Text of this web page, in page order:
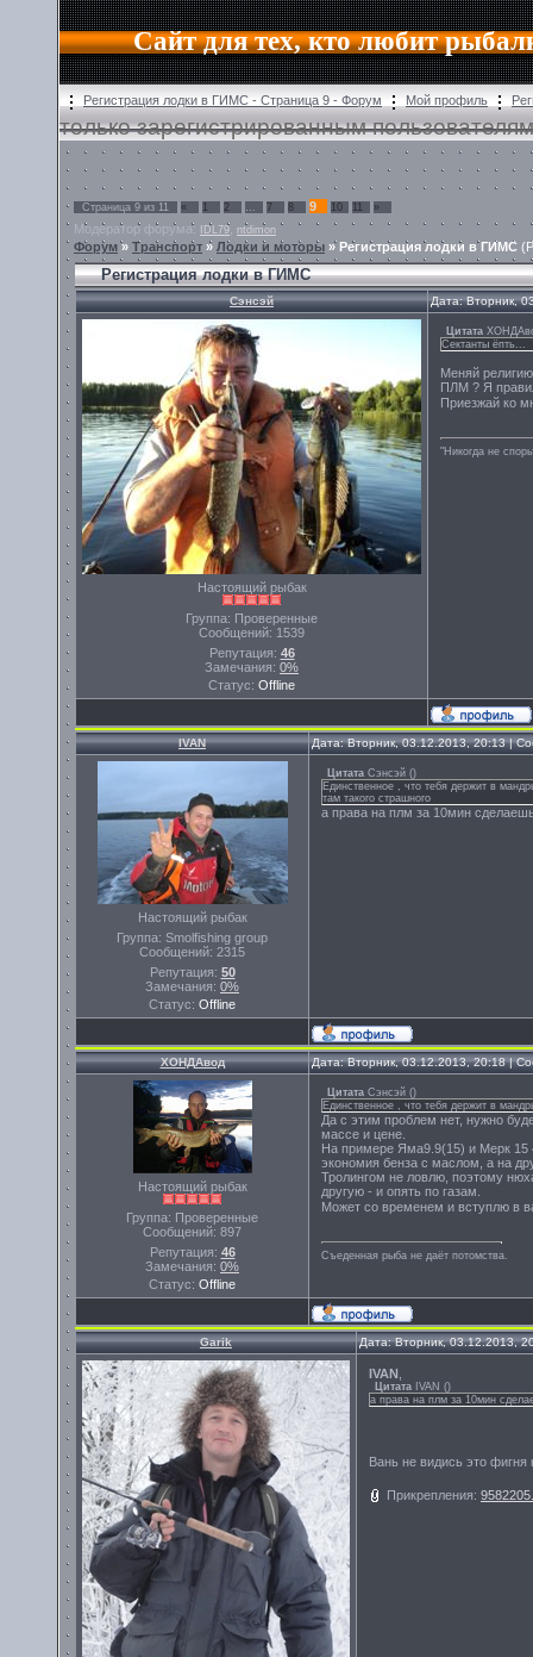
Сайт для тех, кто любит
Регистрация лодки в ГИМС - Страница 9 - Форум Мой профиль
только зарегистрированным
Страница 9 из 11 « 1 2 … 7 8 9 10 11 »
Модератор форума: IDL79 ntdimon
Форум» Транспорт » Лодки и моторы »Регистрация лодки в ГИМС
Регистрация лодки в ГИМС
Сэнсэй Дата: Вторник,
Настоящий рыбак
Группа: Проверенные
Сообщений: 1539
Репутация: 46
Замечания: 0%
Статус: Offline
Цитата
Сектанты ёпть...
Меняй
ПЛМ ? Я
Приезжай ко
"Никогда не
IVAN Дата: Вторник, 03.12.2013, 20:13 |
Настоящий рыбак
Группа: Smolfishing group
Сообщений: 2315
Репутация: 50
Замечания: 0%
Статус: Offline
Цитата Сэнсэй ()
Единственное , что тебя держит в
там такого страшного
а права на плм за 10мин
ХОНДАвод Дата: Вторник, 03.12.2013, 20:18 |
Настоящий рыбак
Группа: Проверенные
Сообщений: 897
Репутация: 46
Замечания: 0%
Статус: Offline
Цитата Сэнсэй ()
Единственное , что тебя держит в
Да с этим проблем нет, нужно
массе и цене.
На примере Яма9.9(15) и Мерк 15
экономия бенза с маслом, а на
Тролингом не ловлю, поэтому
другую - и опять по газам.
Может со временем и вступлю в
Съеденная рыба не даёт потомства.
Garik Дата: Вторник, 03.12.2013,
IVAN
Цитата IVAN ()
а права на плм за 10мин
Вань не видись это фигня
Прикрепления: